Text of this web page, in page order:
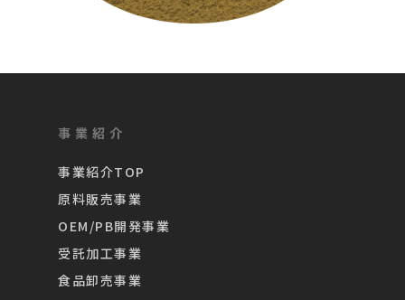
事業紹介
事業紹介TOP
原料販売事業
OEM/PB開発事業
受託加工事業
食品卸売事業